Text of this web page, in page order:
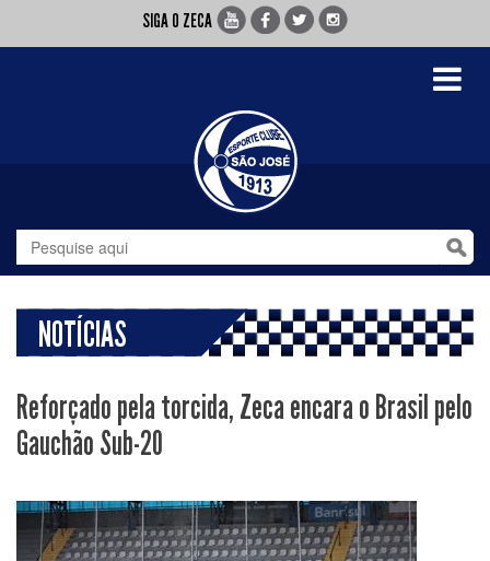
SIGA O ZECA
Toggle
NOTÍCIAS
Reforçado pela torcida, Zeca encara o Brasil pelo
Gauchão Sub-20